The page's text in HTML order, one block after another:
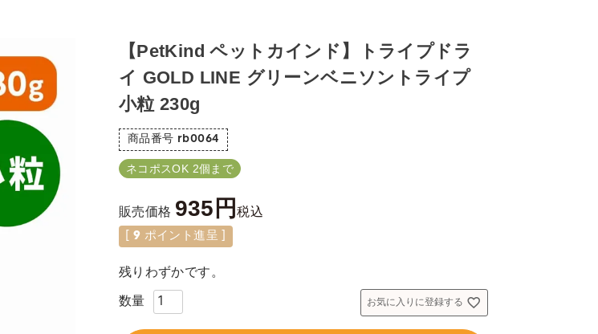
【PetKind ペットカインド】トライプドラ
イ GOLD LINE グリーンベニソントライプ
小粒 230g
商品番号 rb0064
ネコポスOK 2個まで
販売価格 935 税込
9 ポイント進呈 ]
残りわずかです。
お気に入りに登録する